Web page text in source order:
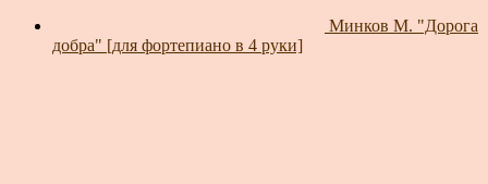
Минков М. "Дорога
добра" [для фортепиано в 4 руки]